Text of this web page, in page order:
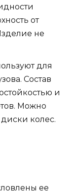
от
не
для
Состав
и
Можно
колес.
ее